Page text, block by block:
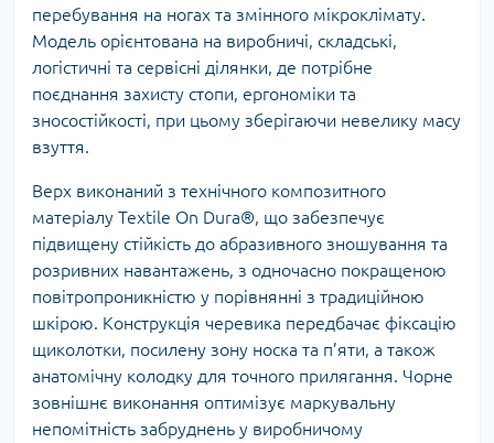
перебування на ногах та змінного мікроклімату.
Модель орієнтована на виробничі, складські,
логістичні та сервісні ділянки, де потрібне
поєднання захисту стопи, ергономіки та
зносостійкості, при цьому зберігаючи невелику масу
взуття.
Верх виконаний з технічного композитного
матеріалу Textile On Dura®, що забезпечує
підвищену стійкість до абразивного зношування та
розривних навантажень, з одночасно покращеною
повітропроникністю у порівнянні з традиційною
шкірою. Конструкція черевика передбачає фіксацію
щиколотки, посилену зону носка та п’яти, а також
анатомічну колодку для точного прилягання. Чорне
зовнішнє виконання оптимізує маркувальну
непомітність забруднень у виробничому